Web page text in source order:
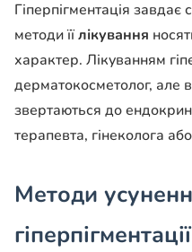
Гіперпігментація
методи їїлікування
характер. Лікуванням
дерматокосметолог, але в
звертаються до
терапевта, гінеколога
Методи
гіперпігментації